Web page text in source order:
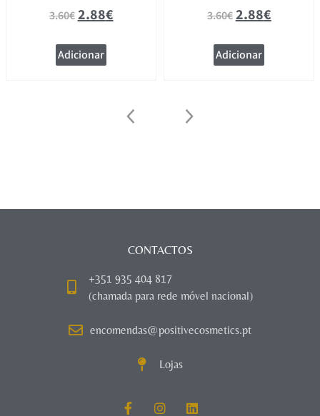
3.60€2.88€
Adicionar
3.60€2.88€
Adicionar
CONTACTOS
+351 935 404 817
(chamada para rede móvel nacional)
encomendas@positivecosmetics.pt
Lojas